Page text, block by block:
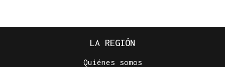
LA REGIÓN
Quiénes somos